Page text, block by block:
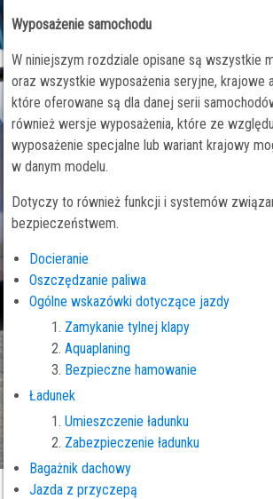
Wyposażenie samochodu
W niniejszym rozdziale opisane są wszystkie
oraz wszystkie wyposażenia seryjne, krajowe
które oferowane są dla danej serii
również wersje wyposażenia, które ze
wyposażenie specjalne lub wariant krajowy
w danym modelu.
Dotyczy to również funkcji i systemów
bezpieczeństwem.
Docieranie
Oszczędzanie paliwa
Ogólne wskazówki dotyczące jazdy
Zamykanie tylnej klapy
Aquaplaning
Bezpieczne hamowanie
Ładunek
Umieszczenie ładunku
Zabezpieczenie ładunku
Bagażnik dachowy
Jazda z przyczepą